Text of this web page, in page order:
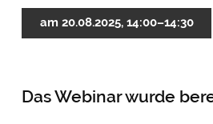
am 20.08.2025, 14:00–14:30
Das Webinar wurde